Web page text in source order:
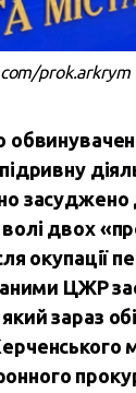
prok.arkrym
засуджено
двох
окупації
ЦЖР
зараз